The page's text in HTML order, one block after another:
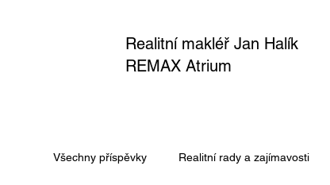
Realitní makléř Jan Halík
REMAX Atrium
Všechny příspěvky Realitní rady a zajímavosti